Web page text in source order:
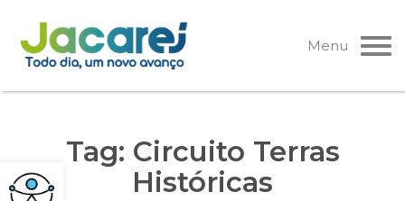
Pular
para
o
Menu
Tag: Circuito Terras
Históricas